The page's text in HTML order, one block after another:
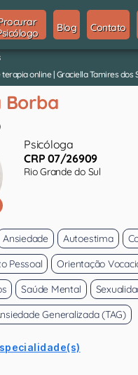
Blog Contato
online | Graciella Tamires dos
Borba
Psicóloga
CRP 07/26909
Rio Grande do Sul
Ansiedade Autoestima
Pessoal
Orientação
Saúde Mental
Generalizada (TAG)